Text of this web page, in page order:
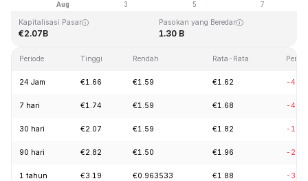
€0.526762
Kapitalisasi Pasar
€2.07B
Pasokan yang Beredar
1.30 B
Periode Tinggi Rendah Rata-Rata
24 Jam €1.66 €1.59 €1.62 -
7 hari €1.74 €1.59 €1.68 -
30 hari €2.07 €1.59 €1.82 -
90 hari €2.82 €1.50 €1.96 -
1 tahun €3.19 €0.963533 €1.88 -